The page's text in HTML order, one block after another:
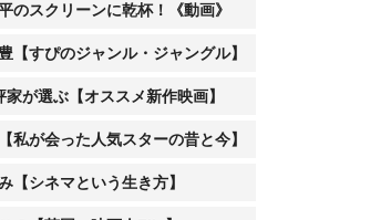
のスクリーンに乾杯！《動画》
【すぴのジャンル・ジャングル】
家が選ぶ【オススメ新作映画】
私が会った人気スターの昔と今】
【シネマという生き方】